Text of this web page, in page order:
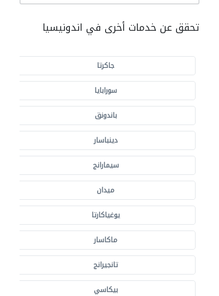
تحقق عن خدمات أخرى في اندونيسيا
جاكرتا
سورابايا
باندونق
دينباسار
سيمارانج
ميدان
يوغياكارتا
ماكاسار
تانجيرانج
بيكاسي